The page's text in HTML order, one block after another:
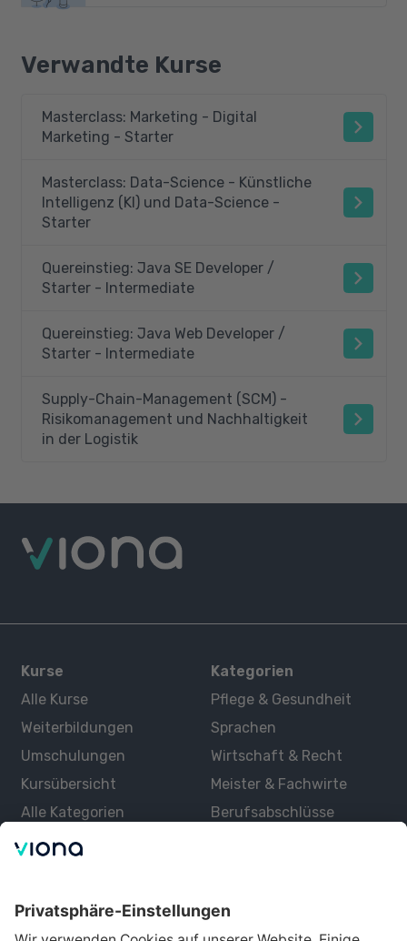
Verwandte Kurse
Masterclass: Marketing - Digital
Marketing - Starter
Masterclass: Data-Science - Künstliche
Intelligenz (KI) und Data-Science -
Starter
Quereinstieg: Java SE Developer /
Starter - Intermediate
Quereinstieg: Java Web Developer /
Starter - Intermediate
Supply-Chain-Management (SCM) -
Risikomanagement und Nachhaltigkeit
in der Logistik
Kurse
Alle Kurse
Weiterbildungen
Umschulungen
Kursübersicht
Alle Kategorien
Kategorien
Pflege & Gesundheit
Sprachen
Wirtschaft & Recht
Meister & Fachwirte
Berufsabschlüsse
Über uns
Lernen mit Viona